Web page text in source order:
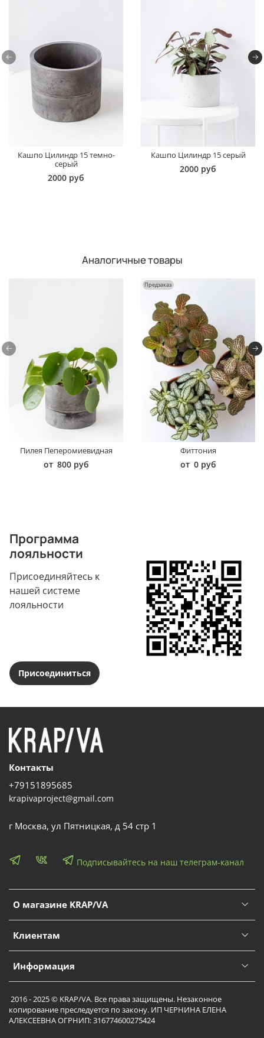
Кашпо Цилиндр 15 темно-
серый
2000 руб
Кашпо Цилиндр 15 серый
2000 руб
Аналогичные товары
Пилея Пеперомиевидная
от 800 руб
Предзаказ
Фиттония
от 0 руб
Программа
лояльности
Присоединяйтесь к
нашей системе
лояльности
Присоединиться
О магазине KRAP/VA
Клиентам
Информация
Контакты
+79151895685
krapivaproject@gmail.com
г Москва, ул Пятницкая, д 54 стр 1
Подписывайтесь на наш телеграм-канал
2016 - 2025 © KRAP/VA. Все права защищены. Незаконное
копирование преследуется по закону. ИП ЧЕРНИНА ЕЛЕНА
АЛЕКСЕЕВНА ОГРНИП: 316774600275424